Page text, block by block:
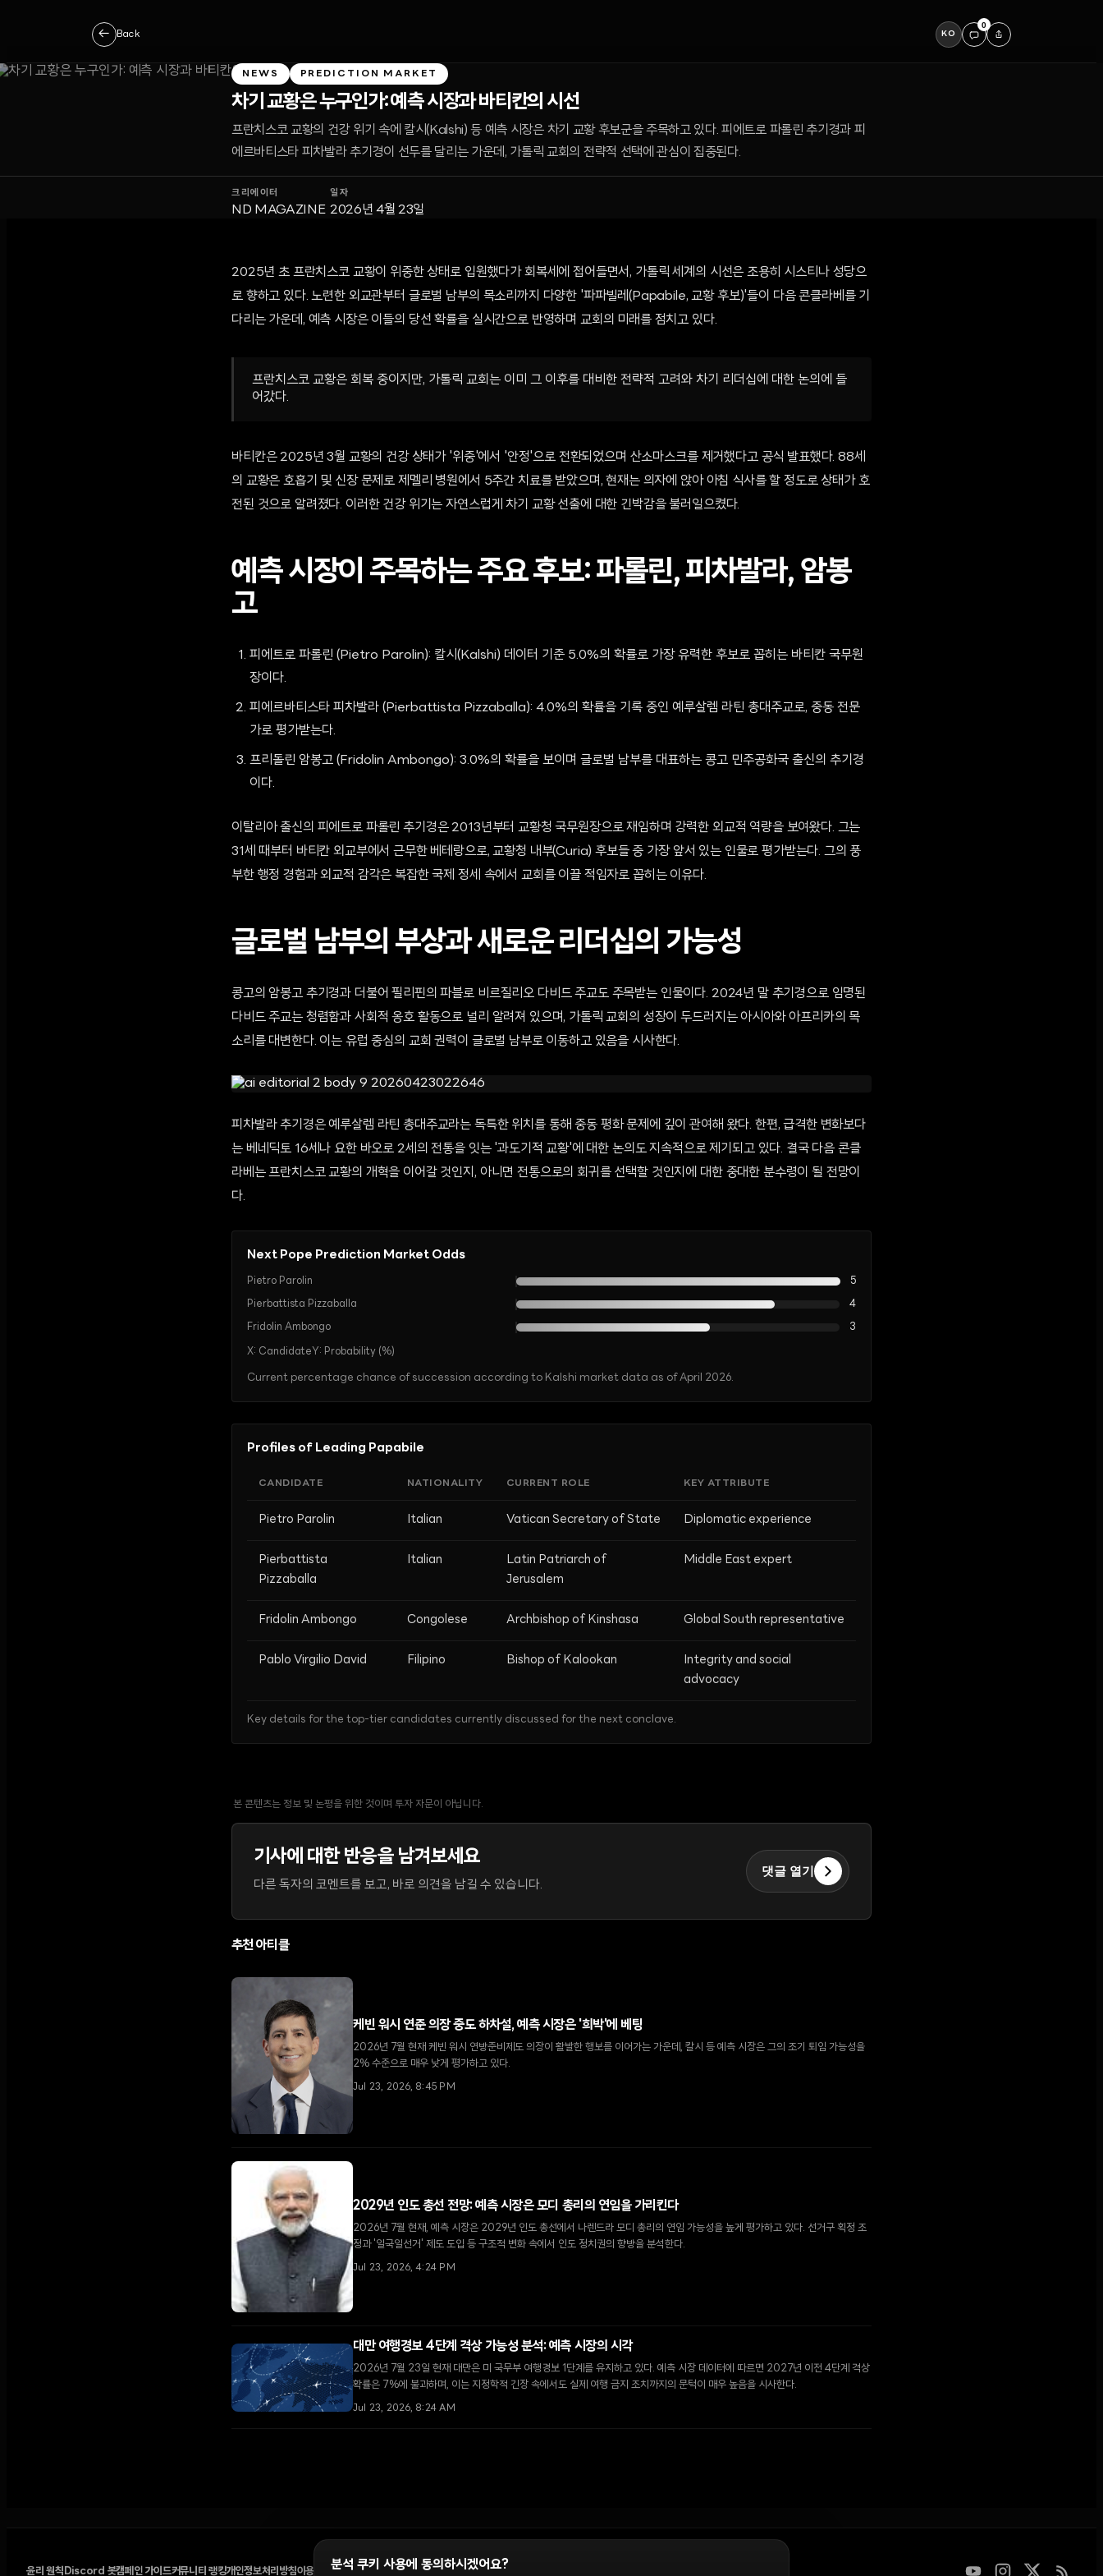
← Back KO
0
NEWS PREDICTION MARKET
차기 교황은 누구인가: 예측 시장과 바티칸의 시선
프란치스코 교황의 건강 위기 속에 칼시(Kalshi) 등 예측 시장은 차기 교황 후보군을 주목하고 있다. 피에트로 파롤린 추기경과 피
에르바티스타 피차발라 추기경이 선두를 달리는 가운데, 가톨릭 교회의 전략적 선택에 관심이 집중된다.
크리에이터
ND MAGAZINE
일자
2026년 4월 23일
2025년 초 프란치스코 교황이 위중한 상태로 입원했다가 회복세에 접어들면서, 가톨릭 세계의 시선은 조용히 시스티나 성당으
로 향하고 있다. 노련한 외교관부터 글로벌 남부의 목소리까지 다양한 '파파빌레(Papabile, 교황 후보)'들이 다음 콘클라베를 기
다리는 가운데, 예측 시장은 이들의 당선 확률을 실시간으로 반영하며 교회의 미래를 점치고 있다.
프란치스코 교황은 회복 중이지만, 가톨릭 교회는 이미 그 이후를 대비한 전략적 고려와 차기 리더십에 대한 논의에 들
어갔다.
바티칸은 2025년 3월 교황의 건강 상태가 '위중'에서 '안정'으로 전환되었으며 산소마스크를 제거했다고 공식 발표했다. 88세
의 교황은 호흡기 및 신장 문제로 제멜리 병원에서 5주간 치료를 받았으며, 현재는 의자에 앉아 아침 식사를 할 정도로 상태가 호
전된 것으로 알려졌다. 이러한 건강 위기는 자연스럽게 차기 교황 선출에 대한 긴박감을 불러일으켰다.
예측 시장이 주목하는 주요 후보: 파롤린, 피차발라, 암봉
고
피에트로 파롤린 (Pietro Parolin): 칼시(Kalshi) 데이터 기준 5.0%의 확률로 가장 유력한 후보로 꼽히는 바티칸 국무원
장이다.
피에르바티스타 피차발라 (Pierbattista Pizzaballa): 4.0%의 확률을 기록 중인 예루살렘 라틴 총대주교로, 중동 전문
가로 평가받는다.
프리돌린 암봉고 (Fridolin Ambongo): 3.0%의 확률을 보이며 글로벌 남부를 대표하는 콩고 민주공화국 출신의 추기경
이다.
이탈리아 출신의 피에트로 파롤린 추기경은 2013년부터 교황청 국무원장으로 재임하며 강력한 외교적 역량을 보여왔다. 그는
31세 때부터 바티칸 외교부에서 근무한 베테랑으로, 교황청 내부(Curia) 후보들 중 가장 앞서 있는 인물로 평가받는다. 그의 풍
부한 행정 경험과 외교적 감각은 복잡한 국제 정세 속에서 교회를 이끌 적임자로 꼽히는 이유다.
글로벌 남부의 부상과 새로운 리더십의 가능성
콩고의 암봉고 추기경과 더불어 필리핀의 파블로 비르질리오 다비드 주교도 주목받는 인물이다. 2024년 말 추기경으로 임명된
다비드 주교는 청렴함과 사회적 옹호 활동으로 널리 알려져 있으며, 가톨릭 교회의 성장이 두드러지는 아시아와 아프리카의 목
소리를 대변한다. 이는 유럽 중심의 교회 권력이 글로벌 남부로 이동하고 있음을 시사한다.
피차발라 추기경은 예루살렘 라틴 총대주교라는 독특한 위치를 통해 중동 평화 문제에 깊이 관여해 왔다. 한편, 급격한 변화보다
는 베네딕토 16세나 요한 바오로 2세의 전통을 잇는 '과도기적 교황'에 대한 논의도 지속적으로 제기되고 있다. 결국 다음 콘클
라베는 프란치스코 교황의 개혁을 이어갈 것인지, 아니면 전통으로의 회귀를 선택할 것인지에 대한 중대한 분수령이 될 전망이
다.
Next Pope Prediction Market Odds
Pietro Parolin 5
Pierbattista Pizzaballa 4
Fridolin Ambongo 3
X: Candidate Y: Probability (%)
Current percentage chance of succession according to Kalshi market data as of April 2026.
Profiles of Leading Papabile
CANDIDATE NATIONALITY CURRENT ROLE KEY ATTRIBUTE
Pietro Parolin Italian Vatican Secretary of State Diplomatic experience
Pierbattista
Pizzaballa
Italian
Latin Patriarch of
Jerusalem
Middle East expert
Fridolin Ambongo Congolese Archbishop of Kinshasa Global South representative
Pablo Virgilio David Filipino Bishop of Kalookan
Integrity and social
advocacy
Key details for the top-tier candidates currently discussed for the next conclave.
본 콘텐츠는 정보 및 논평을 위한 것이며 투자 자문이 아닙니다.
기사에 대한 반응을 남겨보세요
다른 독자의 코멘트를 보고, 바로 의견을 남길 수 있습니다.
댓글 열기
추천 아티클
케빈 워시 연준 의장 중도 하차설, 예측 시장은 '희박'에 베팅
2026년 7월 현재 케빈 워시 연방준비제도 의장이 활발한 행보를 이어가는 가운데, 칼시 등 예측 시장은 그의 조기 퇴임 가능성을
2% 수준으로 매우 낮게 평가하고 있다.
Jul 23, 2026, 8:45 PM
2029년 인도 총선 전망: 예측 시장은 모디 총리의 연임을 가리킨다
2026년 7월 현재, 예측 시장은 2029년 인도 총선에서 나렌드라 모디 총리의 연임 가능성을 높게 평가하고 있다. 선거구 획정 조
정과 '일국일선거' 제도 도입 등 구조적 변화 속에서 인도 정치권의 향방을 분석한다.
Jul 23, 2026, 4:24 PM
대만 여행경보 4단계 격상 가능성 분석: 예측 시장의 시각
2026년 7월 23일 현재 대만은 미 국무부 여행경보 1단계를 유지하고 있다. 예측 시장 데이터에 따르면 2027년 이전 4단계 격상
확률은 7%에 불과하며, 이는 지정학적 긴장 속에서도 실제 여행 금지 조치까지의 문턱이 매우 높음을 시사한다.
Jul 23, 2026, 8:24 AM
윤리 원칙 Discord 봇캠페인 가이드커뮤니티 랭킹개인정보처리방침이용약관 쿠키 설정
분석 쿠키 사용에 동의하시겠어요?